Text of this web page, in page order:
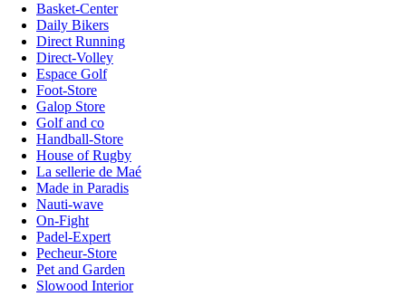
Basket-Center
Daily Bikers
Direct Running
Direct-Volley
Espace Golf
Foot-Store
Galop Store
Golf and co
Handball-Store
House of Rugby
La sellerie de Maé
Made in Paradis
Nauti-wave
On-Fight
Padel-Expert
Pecheur-Store
Pet and Garden
Slowood Interior